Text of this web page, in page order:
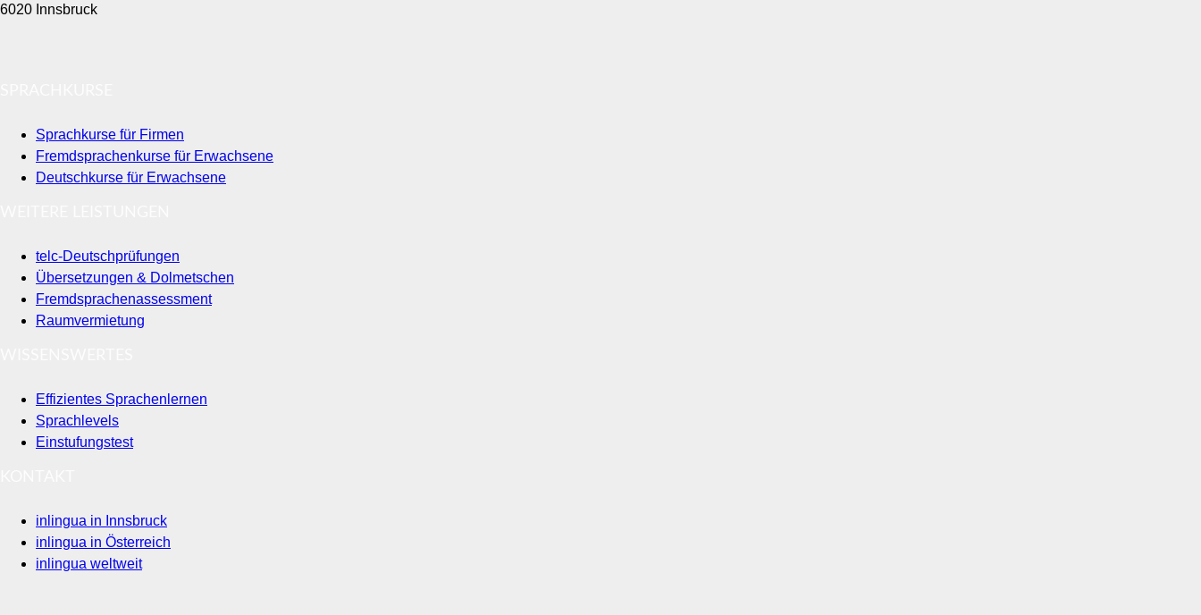
6020 Innsbruck
Sprachkurse für Firmen
Fremdsprachenkurse für Erwachsene
Deutschkurse für Erwachsene
telc-Deutschprüfungen
Übersetzungen & Dolmetschen
Fremdsprachenassessment
Raumvermietung
Effizientes Sprachenlernen
Sprachlevels
Einstufungstest
inlingua in Innsbruck
inlingua in Österreich
inlingua weltweit